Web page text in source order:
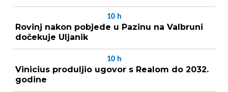
10 h
Rovinj nakon pobjede u Pazinu na Valbruni
dočekuje Uljanik
10 h
Vinicius produljio ugovor s Realom do 2032.
godine